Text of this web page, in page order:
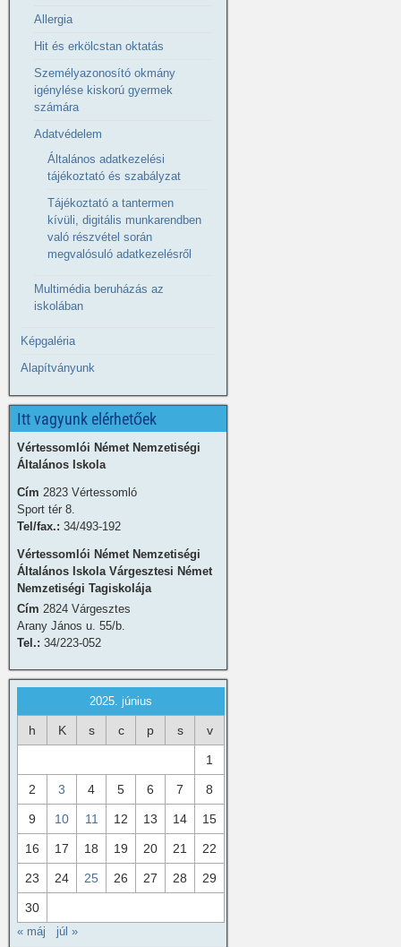
Allergia
Hit és erkölcstan oktatás
Személyazonosító okmány
igénylése kiskorú gyermek
számára
Adatvédelem
Általános adatkezelési
tájékoztató és szabályzat
Tájékoztató a tantermen
kívüli, digitális munkarendben
való részvétel során
megvalósuló adatkezelésről
Multimédia beruházás az
iskolában
Képgaléria
Alapítványunk
Itt vagyunk elérhetőek
Vértessomlói Német Nemzetiségi
Általános Iskola
Cím 2823 Vértessomló
Sport tér 8.
Tel/fax.: 34/493-192
Vértessomlói Német Nemzetiségi
Általános Iskola Várgesztesi Német
Nemzetiségi Tagiskolája
Cím 2824 Várgesztes
Arany János u. 55/b.
Tel.: 34/223-052
2025. június
h K s c p s v
1
2 3 4 5 6 7 8
9 10 11 12 13 14 15
16 17 18 19 20 21 22
23 24 25 26 27 28 29
30
« máj júl »